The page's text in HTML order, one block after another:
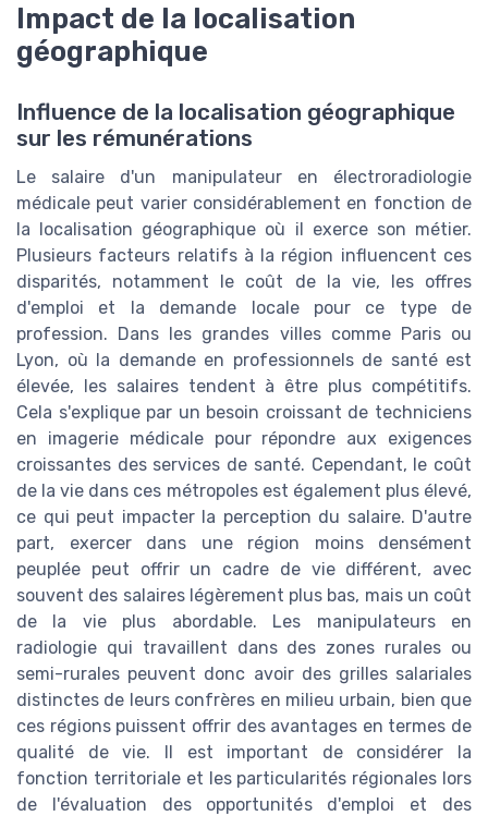
Impact de la localisation
géographique
Influence de la localisation géographique
sur les rémunérations
Le salaire d'un manipulateur en électroradiologie
médicale peut varier considérablement en fonction de
la localisation géographique où il exerce son métier.
Plusieurs facteurs relatifs à la région influencent ces
disparités, notamment le coût de la vie, les offres
d'emploi et la demande locale pour ce type de
profession. Dans les grandes villes comme Paris ou
Lyon, où la demande en professionnels de santé est
élevée, les salaires tendent à être plus compétitifs.
Cela s'explique par un besoin croissant de techniciens
en imagerie médicale pour répondre aux exigences
croissantes des services de santé. Cependant, le coût
de la vie dans ces métropoles est également plus élevé,
ce qui peut impacter la perception du salaire. D'autre
part, exercer dans une région moins densément
peuplée peut offrir un cadre de vie différent, avec
souvent des salaires légèrement plus bas, mais un coût
de la vie plus abordable. Les manipulateurs en
radiologie qui travaillent dans des zones rurales ou
semi-rurales peuvent donc avoir des grilles salariales
distinctes de leurs confrères en milieu urbain, bien que
ces régions puissent offrir des avantages en termes de
qualité de vie. Il est important de considérer la
fonction territoriale et les particularités régionales lors
de l'évaluation des opportunités d'emploi et des